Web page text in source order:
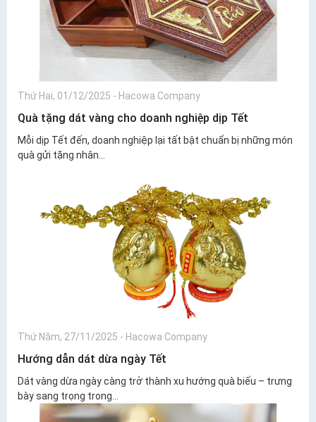
Thứ Hai, 01/12/2025 - Hacowa Company
Quà tặng dát vàng cho doanh nghiệp dịp Tết
Mỗi dịp Tết đến, doanh nghiệp lại tất bật chuẩn bị những món
quà gửi tặng nhân...
Thứ Năm, 27/11/2025 - Hacowa Company
Hướng dẫn dát dừa ngày Tết
Dát vàng dừa ngày càng trở thành xu hướng quà biếu – trưng
bày sang trọng trong...